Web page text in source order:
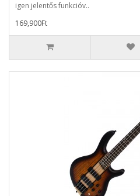
igen jelentős funkcióv..
169,900Ft